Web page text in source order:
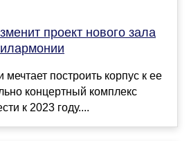
проект нового зала
построить корпус к ее
концертный комплекс
к 2023 году....